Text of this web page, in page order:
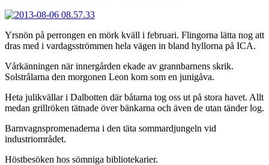
Yrsnön på perrongen en mörk kväll i februari. Flingorna lätta nog att
dras med i vardagsströmmen hela vägen in bland hyllorna på ICA.
Vårkänningen när innergården ekade av grannbarnens skrik.
Solstrålarna den morgonen Leon kom som en junigåva.
Heta julikvällar i Dalbotten där båtarna tog oss ut på stora havet. Allt
medan grillröken tätnade över bänkarna och även de utan tänder log.
Barnvagnspromenaderna i den täta sommardjungeln vid
industriområdet.
Höstbesöken hos sömniga bibliotekarier.